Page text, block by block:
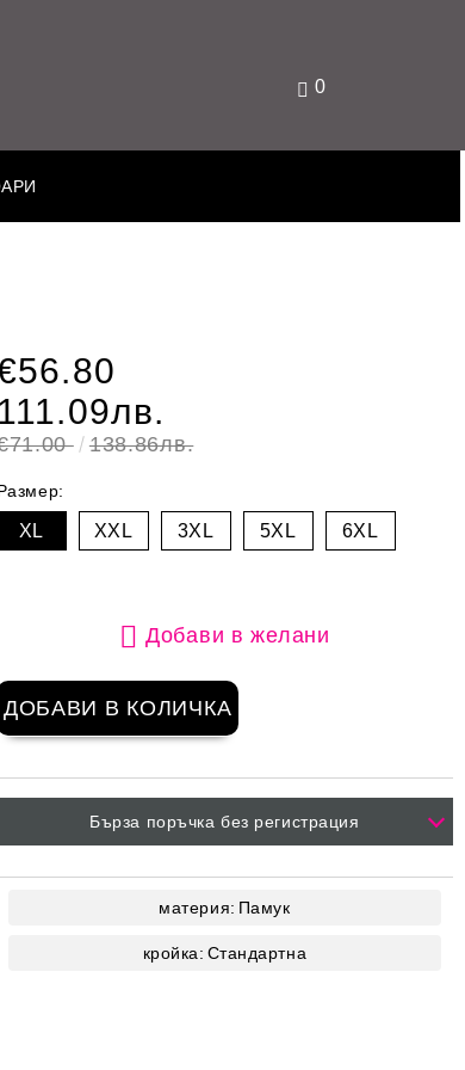
0
111.09лв.
138.86лв.
XL XXL 3XL 5XL 6XL
Добави в желани
Бърза поръчка без регистрация
материя: Памук
кройка: Стандартна